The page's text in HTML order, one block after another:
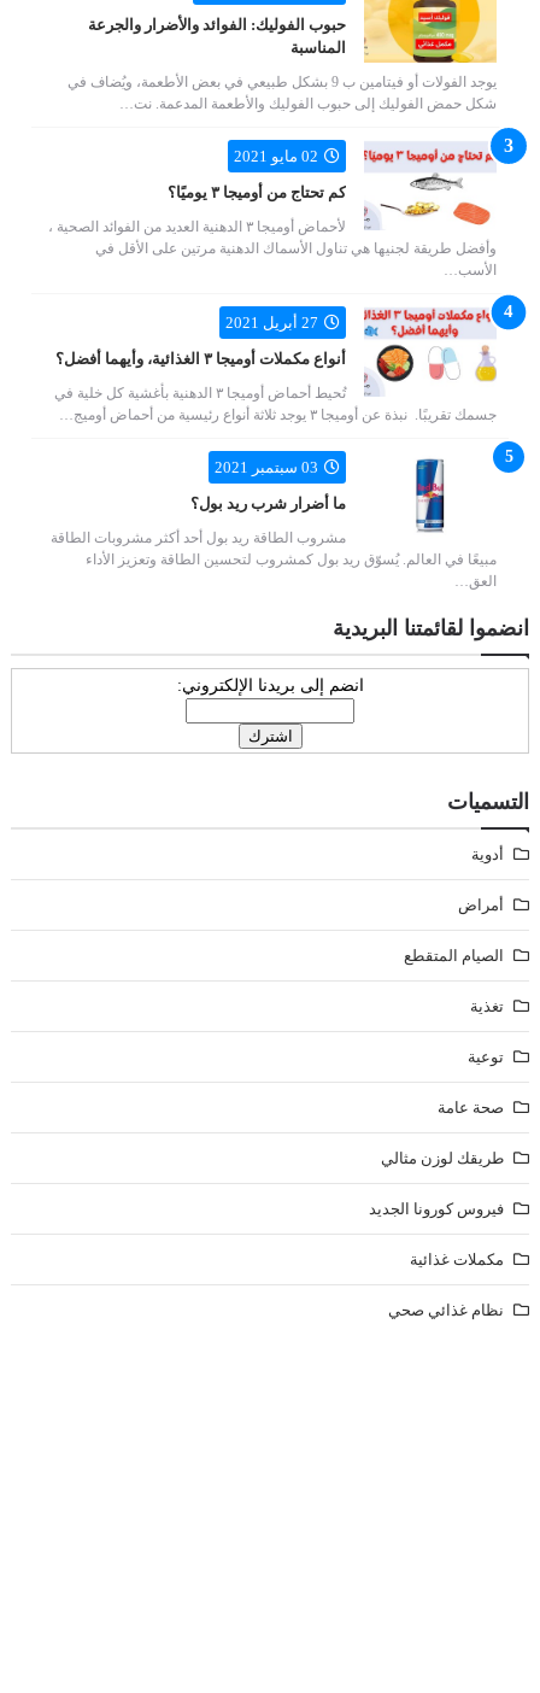
حبوب الفوليك: الفوائد والأضرار والجرعة
المناسبة
يوجد الفولات أو فيتامين ب 9 بشكل طبيعي في بعض الأطعمة، ويُضاف في
شكل حمض الفوليك إلى حبوب الفوليك والأطعمة المدعمة. نت…
02 مايو 2021
كم تحتاج من أوميجا ٣ يوميًا؟
لأحماض أوميجا ٣ الدهنية العديد من الفوائد الصحية ،
وأفضل طريقة لجنيها هي تناول الأسماك الدهنية مرتين على الأقل في
الأسب…
27 أبريل 2021
أنواع مكملات أوميجا ٣ الغذائية، وأيهما أفضل؟
تُحيط أحماض أوميجا ٣ الدهنية بأغشية كل خلية في
جسمك تقريبًا. نبذة عن أوميجا ٣ يوجد ثلاثة أنواع رئيسية من أحماض أوميج…
03 سبتمبر 2021
ما أضرار شرب ريد بول؟
مشروب الطاقة ريد بول أحد أكثر مشروبات الطاقة
مبيعًا في العالم. يُسوّق ريد بول كمشروب لتحسين الطاقة وتعزيز الأداء
العق…
انضموا لقائمتنا البريدية
انضم إلى بريدنا الإلكتروني:
التسميات
أدوية
أمراض
الصيام المتقطع
تغذية
توعية
صحة عامة
طريقك لوزن مثالي
فيروس كورونا الجديد
مكملات غذائية
نظام غذائي صحي